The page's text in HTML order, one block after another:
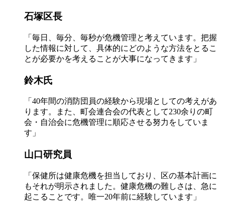
石塚区長
「毎日、毎分、毎秒が危機管理と考えています。把握
した情報に対して、具体的にどのような方法をとるこ
とが必要かを考えることが大事になってきます」
鈴木氏
「40年間の消防団員の経験から現場としての考えがあ
ります。また、町会連合会の代表として230余りの町
会・自治会に危機管理に順応させる努力をしていま
す」
山口研究員
「保健所は健康危機を担当しており、区の基本計画に
もそれが明示されました。健康危機の難しさは、急に
起こることです。唯一20年前に経験しています」